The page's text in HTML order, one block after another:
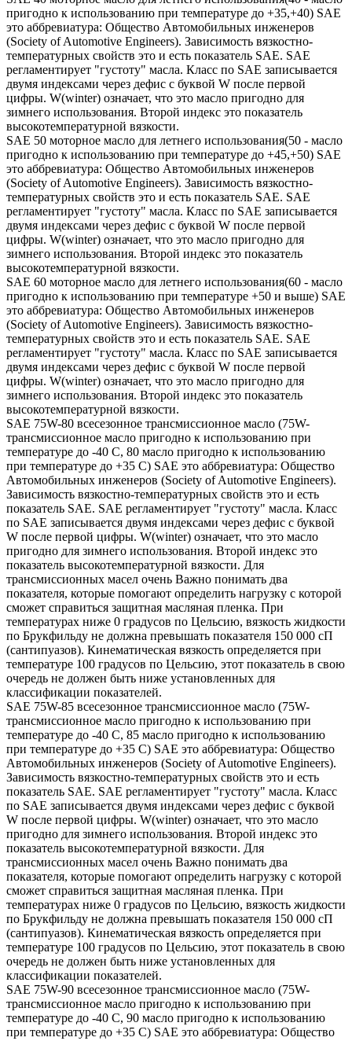
пригодно к использованию при температуре до +35,+40) SAE
это аббревиатура: Общество Автомобильных инженеров
(Society of Automotive Engineers). Зависимость вязкостно-
температурных свойств это и есть показатель SAE. SAE
регламентирует "густоту" масла. Класс по SAE записывается
двумя индексами через дефис с буквой W после первой
цифры. W(winter) означает, что это масло пригодно для
зимнего использования. Второй индекс это показатель
высокотемпературной вязкости.
SAE 50 моторное масло для летнего использования(50 - масло
пригодно к использованию при температуре до +45,+50) SAE
это аббревиатура: Общество Автомобильных инженеров
(Society of Automotive Engineers). Зависимость вязкостно-
температурных свойств это и есть показатель SAE. SAE
регламентирует "густоту" масла. Класс по SAE записывается
двумя индексами через дефис с буквой W после первой
цифры. W(winter) означает, что это масло пригодно для
зимнего использования. Второй индекс это показатель
высокотемпературной вязкости.
SAE 60 моторное масло для летнего использования(60 - масло
пригодно к использованию при температуре +50 и выше) SAE
это аббревиатура: Общество Автомобильных инженеров
(Society of Automotive Engineers). Зависимость вязкостно-
температурных свойств это и есть показатель SAE. SAE
регламентирует "густоту" масла. Класс по SAE записывается
двумя индексами через дефис с буквой W после первой
цифры. W(winter) означает, что это масло пригодно для
зимнего использования. Второй индекс это показатель
высокотемпературной вязкости.
SAE 75W-80 всесезонное трансмиссионное масло (75W-
трансмиссионное масло пригодно к использованию при
температуре до -40 С, 80 масло пригодно к использованию
при температуре до +35 С) SAE это аббревиатура: Общество
Автомобильных инженеров (Society of Automotive Engineers).
Зависимость вязкостно-температурных свойств это и есть
показатель SAE. SAE регламентирует "густоту" масла. Класс
по SAE записывается двумя индексами через дефис с буквой
W после первой цифры. W(winter) означает, что это масло
пригодно для зимнего использования. Второй индекс это
показатель высокотемпературной вязкости. Для
трансмиссионных масел очень Важно понимать два
показателя, которые помогают определить нагрузку с которой
сможет справиться защитная масляная пленка. При
температурах ниже 0 градусов по Цельсию, вязкость жидкости
по Брукфильду не должна превышать показателя 150 000 сП
(сантипуазов). Кинематическая вязкость определяется при
температуре 100 градусов по Цельсию, этот показатель в свою
очередь не должен быть ниже установленных для
классификации показателей.
SAE 75W-85 всесезонное трансмиссионное масло (75W-
трансмиссионное масло пригодно к использованию при
температуре до -40 С, 85 масло пригодно к использованию
при температуре до +35 С) SAE это аббревиатура: Общество
Автомобильных инженеров (Society of Automotive Engineers).
Зависимость вязкостно-температурных свойств это и есть
показатель SAE. SAE регламентирует "густоту" масла. Класс
по SAE записывается двумя индексами через дефис с буквой
W после первой цифры. W(winter) означает, что это масло
пригодно для зимнего использования. Второй индекс это
показатель высокотемпературной вязкости. Для
трансмиссионных масел очень Важно понимать два
показателя, которые помогают определить нагрузку с которой
сможет справиться защитная масляная пленка. При
температурах ниже 0 градусов по Цельсию, вязкость жидкости
по Брукфильду не должна превышать показателя 150 000 сП
(сантипуазов). Кинематическая вязкость определяется при
температуре 100 градусов по Цельсию, этот показатель в свою
очередь не должен быть ниже установленных для
классификации показателей.
SAE 75W-90 всесезонное трансмиссионное масло (75W-
трансмиссионное масло пригодно к использованию при
температуре до -40 С, 90 масло пригодно к использованию
при температуре до +35 С) SAE это аббревиатура: Общество